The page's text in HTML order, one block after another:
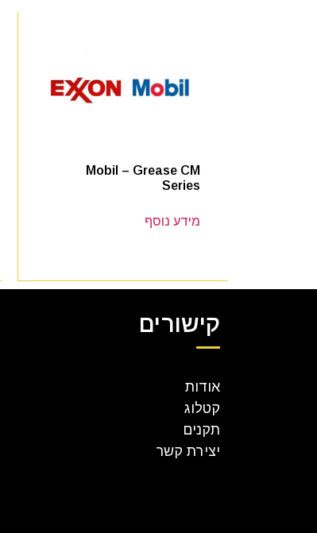
Mobil – Grease CM
Series
מידע נוסף
קישורים
אודות
קטלוג
תקנים
יצירת קשר